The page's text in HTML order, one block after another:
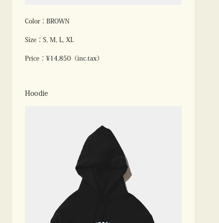
Color：BROWN
Size：S, M, L, XL
Price：¥14,850（inc.tax）
Hoodie